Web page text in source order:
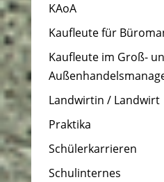
KAoA
Kaufleute für
Kaufleute im Groß-
Landwirtin / Landwirt
Praktika
Schülerkarrieren
Schulinternes